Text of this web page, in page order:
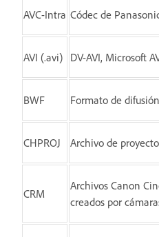
AVC-Intra Códec de
AVI (.avi) DV-AVI, Microsoft
BWF Formato de
CHPROJ Archivo de
CRM
Archivos Canon
creados por